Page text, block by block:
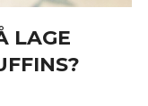
LAGE